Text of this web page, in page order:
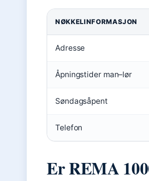
NØKKELINFORMASJON
Adresse
Åpningstider man–lør
Søndagsåpent
Telefon
Er REMA